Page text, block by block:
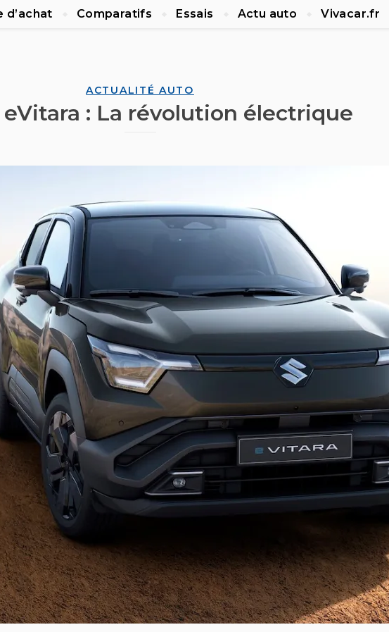
d’achat Comparatifs Essais Actu auto Vivacar.fr
ACTUALITÉ AUTO
: La révolution électrique